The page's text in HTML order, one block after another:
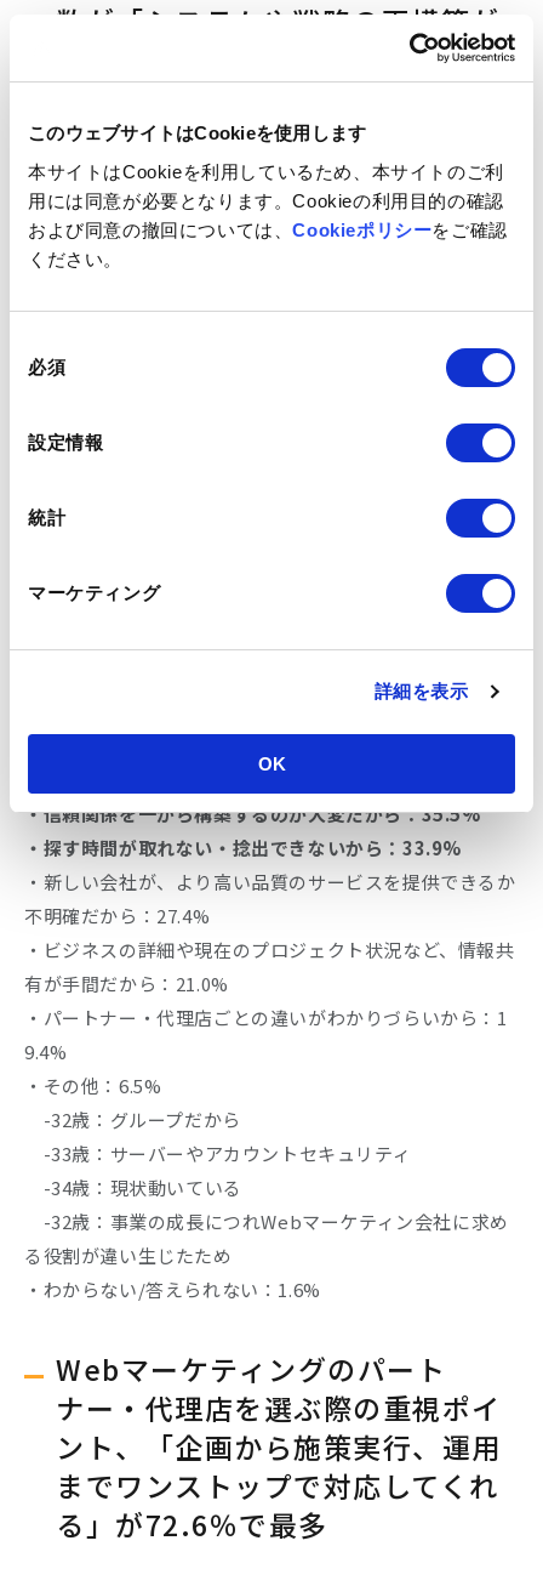
このウェブサイトはCookieを使用します
本サイトはCookieを利用しているため、本サイトのご利
用には同意が必要となります。Cookieの利用目的の確認
および同意の撤回については、Cookieポリシーをご確認
ください。
必須
設定情報
統計
マーケティング
詳細を表示
OK
数が「システムや戦略の再構築が
Q6で「とても検討している」「やや検討している」と回
答した方に、
「Q7.他社への乗り換えを検討するも、乗り
換えを行っていない理由があれば教えてください。（複数
回答）」（n=62）と質問したところ、「システムや戦略
の再構築が大変だから」が50.0%、「信頼関係を一から構
た。
・システムや戦略の再構築が大変だから：50.0%
・信頼関係を一から構築するのが大変だから：35.5%
・探す時間が取れない・捻出できないから：33.9%
・新しい会社が、より高い品質のサービスを提供できるか
不明確だから：27.4%
・ビジネスの詳細や現在のプロジェクト状況など、情報共
有が手間だから：21.0%
・パートナー・代理店ごとの違いがわかりづらいから：1
9.4%
・その他：6.5%
-32歳：グループだから
-33歳：サーバーやアカウントセキュリティ
-34歳：現状動いている
-32歳：事業の成長につれWebマーケティン会社に求め
る役割が違い生じたため
・わからない/答えられない：1.6%
Webマーケティングのパート
ナー・代理店を選ぶ際の重視ポイ
ント、「企画から施策実行、運用
までワンストップで対応してくれ
る」が72.6％で最多